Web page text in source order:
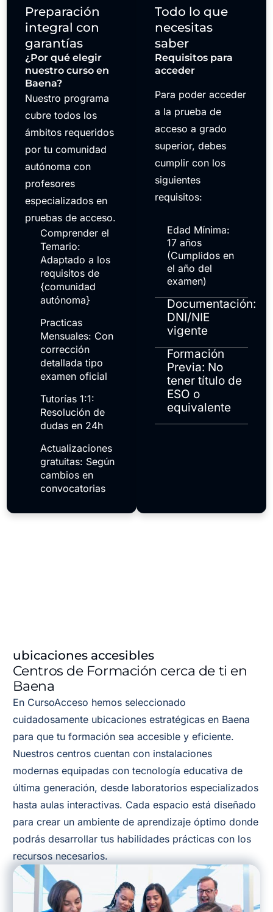
Preparación
integral con
garantías
¿Por qué elegir
nuestro curso en
Baena?
Nuestro programa
cubre todos los
ámbitos requeridos
por tu comunidad
autónoma con
profesores
especializados en
pruebas de acceso.
Comprender el
Temario:
Adaptado a los
requisitos de
{comunidad
autónoma}
Practicas
Mensuales: Con
corrección
detallada tipo
examen oficial
Tutorías 1:1:
Resolución de
dudas en 24h
Actualizaciones
gratuitas: Según
cambios en
convocatorias
Todo lo que
necesitas
saber
Requisitos para
acceder
Para poder acceder
a la prueba de
acceso a grado
superior, debes
cumplir con los
siguientes
requisitos:
Edad Mínima:
17 años
(Cumplidos en
el año del
examen)
Documentación:
DNI/NIE
vigente
Formación
Previa: No
tener título de
ESO o
equivalente
ubicaciones accesibles
Centros de Formación cerca de ti en
Baena
En CursoAcceso hemos seleccionado
cuidadosamente ubicaciones estratégicas en Baena
para que tu formación sea accesible y eficiente.
Nuestros centros cuentan con instalaciones
modernas equipadas con tecnología educativa de
última generación, desde laboratorios especializados
hasta aulas interactivas. Cada espacio está diseñado
para crear un ambiente de aprendizaje óptimo donde
podrás desarrollar tus habilidades prácticas con los
recursos necesarios.